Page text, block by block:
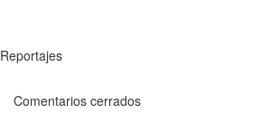
Reportajes
Comentarios cerrados